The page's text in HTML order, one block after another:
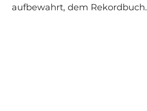
aufbewahrt, dem Rekordbuch.